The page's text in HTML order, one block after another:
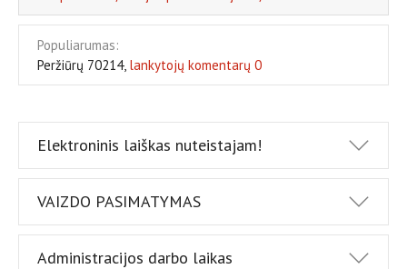
Populiarumas:
Peržiūrų 70214, lankytojų komentarų 0
Elektroninis laiškas nuteistajam!
VAIZDO PASIMATYMAS
Administracijos darbo laikas